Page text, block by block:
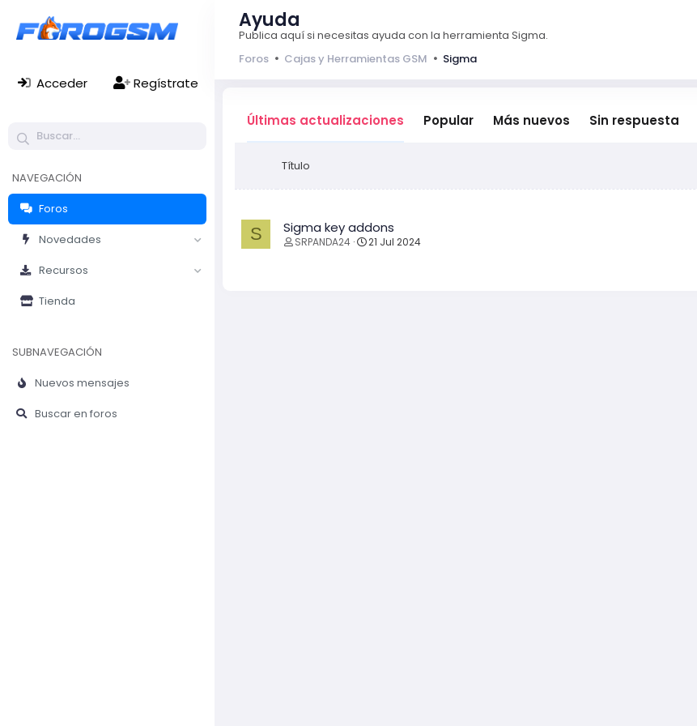
Acceder Regístrate
NAVEGACIÓN
Foros
Novedades
Recursos
Tienda
SUBNAVEGACIÓN
Nuevos mensajes
Buscar en foros
Ayuda
Publica aquí si necesitas ayuda con la herramienta Sigma.
Foros
Cajas y Herramientas GSM Sigma
Últimas actualizaciones Popular Más nuevos Sin respuesta
Título
S Sigma key addons
SRPANDA24 21 Jul 2024